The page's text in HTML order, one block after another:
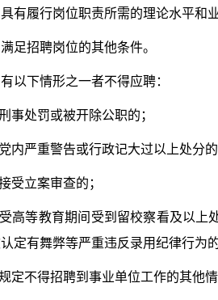
履行岗位职责所需的理论水平和业
招聘岗位的其他条件。
下情形之一者不得应聘：
处罚或被开除公职的；
严重警告或行政记大过以上处分的
立案审查的；
等教育期间受到留校察看及以上
定有舞弊等严重违反录用纪律行为的
不得招聘到事业单位工作的其他情